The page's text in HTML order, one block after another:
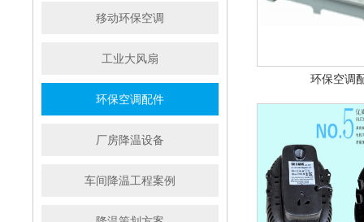
移动环保空调
工业大风扇
环保空调配件
厂房降温设备
车间降温工程案例
环保空调